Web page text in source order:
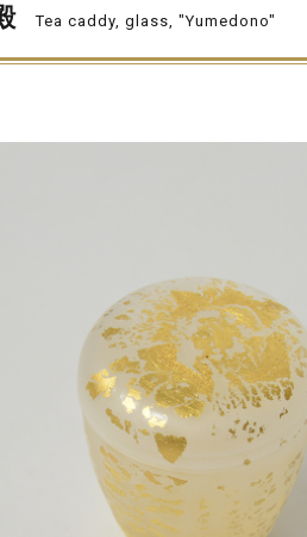
Tea caddy, glass, "Yumedono"